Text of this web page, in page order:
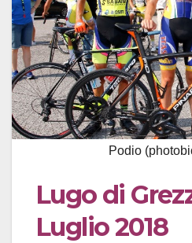
Podio
Lugo di
Luglio 2018